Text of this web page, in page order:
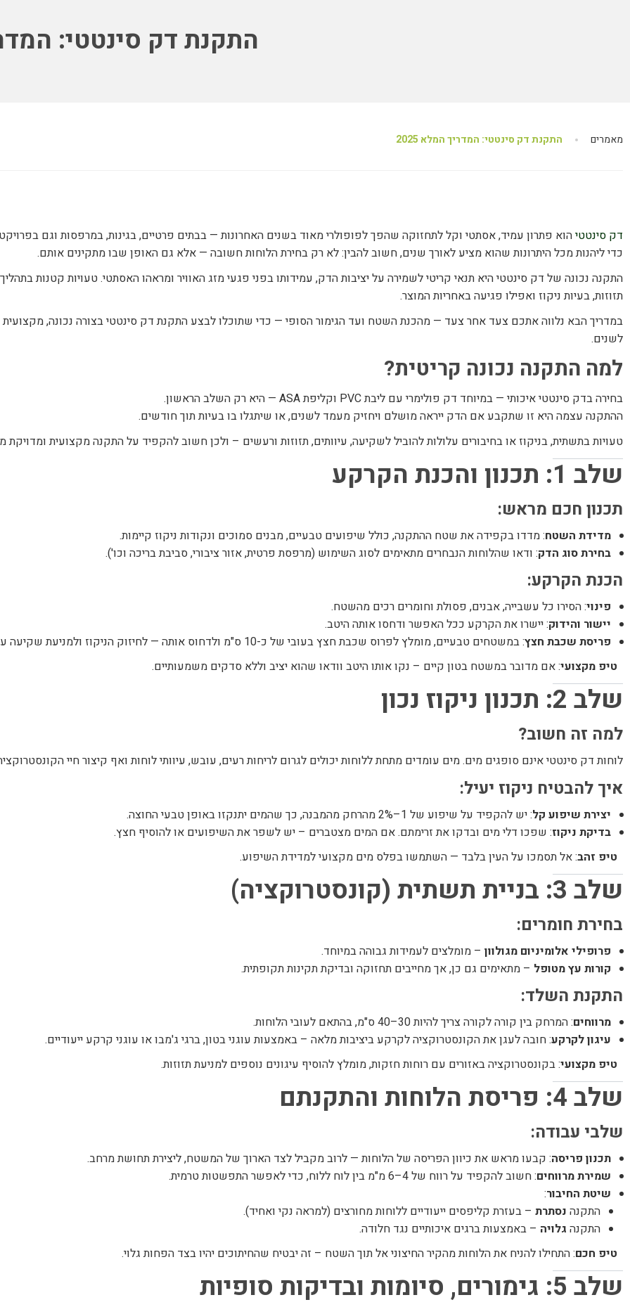
התקנת דק סינטטי:
מאמרים התקנת דק סינטטי: המדריך המלא 2025
דק סינטטיהוא פתרון עמיד, אסתטי וקל לתחזוקה שהפך לפופולרי מאוד בשנים האחרונות — בבתים פרטיים, בגינות, במרפסות וגם
כדי ליהנות מכל היתרונות שהוא מציע לאורך שנים, חשוב להבין: לא רק בחירת הלוחות חשובה — אלא גם האופן שבו מתקינים אותם.
התקנה נכונה של דק סינטטי היא תנאי קריטי לשמירה על יציבות הדק, עמידותו בפני פגעי מזג האוויר ומראהו האסתטי. טעויות קטנות
תזוזות, בעיות ניקוז ואפילו פגיעה באחריות המוצר.
במדריך הבא נלווה אתכם צעד אחר צעד — מהכנת השטח ועד הגימור הסופי — כדי שתוכלו לבצע התקנת דק סינטטי בצורה נכונה, מקצועית
לשנים.
למה התקנה נכונה קריטית?
בחירה בדק סינטטי איכותי — במיוחד דק פולימרי עם ליבת PVC וקליפת ASA — היא רק השלב הראשון.
ההתקנה עצמה היא זו שתקבע אם הדק ייראה מושלם ויחזיק מעמד לשנים, או שיתגלו בו בעיות תוך חודשים.
טעויות בתשתית, בניקוז או בחיבורים עלולות להוביל לשקיעה, עיוותים, תזוזות ורעשים – ולכן חשוב להקפיד על התקנה מקצועית
שלב 1: תכנון והכנת הקרקע
תכנון חכם מראש:
מדידת השטח: מדדו בקפידה את שטח ההתקנה, כולל שיפועים טבעיים, מבנים סמוכים ונקודות ניקוז קיימות.
בחירת סוג הדק: ודאו שהלוחות הנבחרים מתאימים לסוג השימוש (מרפסת פרטית, אזור ציבורי, סביבת בריכה וכו').
הכנת הקרקע:
פינוי: הסירו כל עשבייה, אבנים, פסולת וחומרים רכים מהשטח.
יישור והידוק: יישרו את הקרקע ככל האפשר ודחסו אותה היטב.
פריסת שכבת חצץ: במשטחים טבעיים, מומלץ לפרוס שכבת חצץ בעובי של כ-10 ס"מ ולדחוס אותה — לחיזוק הניקוז ולמניעת שקיעה עתידית.
טיפ מקצועי: אם מדובר במשטח בטון קיים – נקו אותו היטב וודאו שהוא יציב וללא סדקים משמעותיים.
שלב 2: תכנון ניקוז נכון
למה זה חשוב?
לוחות דק סינטטי אינם סופגים מים. מים עומדים מתחת ללוחות יכולים לגרום לריחות רעים, עובש, עיוותי לוחות ואף קיצור חיי
איך להבטיח ניקוז יעיל:
יצירת שיפוע קל: יש להקפיד על שיפוע של 1–2% מהרחק מהמבנה, כך שהמים יתנקזו באופן טבעי החוצה.
בדיקת ניקוז: שפכו דלי מים ובדקו את זרימתם. אם המים מצטברים – יש לשפר את השיפועים או להוסיף חצץ.
טיפ זהב: אל תסמכו על העין בלבד — השתמשו בפלס מים מקצועי למדידת השיפוע.
שלב 3: בניית תשתית (קונסטרוקציה)
בחירת חומרים:
פרופילי אלומיניום מגולוון – מומלצים לעמידות גבוהה במיוחד.
קורות עץ מטופל – מתאימים גם כן, אך מחייבים תחזוקה ובדיקת תקינות תקופתית.
התקנת השלד:
מרווחים: המרחק בין קורה לקורה צריך להיות 30–40 ס"מ, בהתאם לעובי הלוחות.
עיגון לקרקע: חובה לעגן את הקונסטרוקציה לקרקע ביציבות מלאה – באמצעות עוגני בטון, ברגי ג'מבו או עוגני קרקע ייעודיים.
טיפ מקצועי: בקונסטרוקציה באזורים עם רוחות חזקות, מומלץ להוסיף עיגונים נוספים למניעת תזוזות.
שלב 4: פריסת הלוחות והתקנתם
שלבי עבודה:
תכנון פריסה: קבעו מראש את כיוון הפריסה של הלוחות — לרוב מקביל לצד הארוך של המשטח, ליצירת תחושת מרחב.
שמירת מרווחים: חשוב להקפיד על רווח של 4–6 מ"מ בין לוח ללוח, כדי לאפשר התפשטות טרמית.
שיטת החיבור:
התקנה נסתרת – בעזרת קליפסים ייעודיים ללוחות מחורצים (למראה נקי ואחיד).
התקנה גלויה – באמצעות ברגים איכותיים נגד חלודה.
טיפ חכם: התחילו להניח את הלוחות מהקיר החיצוני אל תוך השטח – זה יבטיח שהחיתוכים יהיו בצד הפחות גלוי.
שלב 5: גימורים, סיומות ובדיקות סופיות